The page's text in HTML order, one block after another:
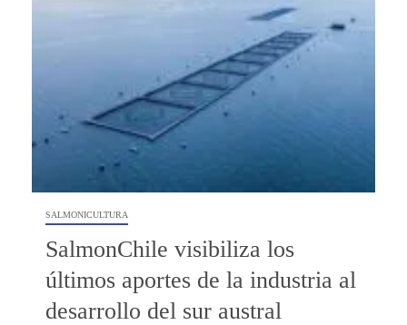
SALMONICULTURA
SalmonChile visibiliza los
últimos aportes de la industria al
desarrollo del sur austral